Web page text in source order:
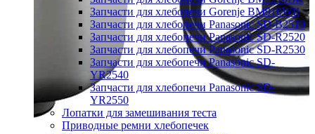
Запчасти для хлебопечи Gorenje BM910WII
Запчасти для хлебопечи Panasonic SD-B2510
Запчасти для хлебопечи Panasonic SD-R2520
Запчасти для хлебопечи Panasonic SD-R2530
Запчасти для хлебопечи Panasonic SD-
YR2540
Запчасти для хлебопечи Panasonic SD-
YR2550
Лопатки для замешивания теста
Приводные ремни хлебопечек